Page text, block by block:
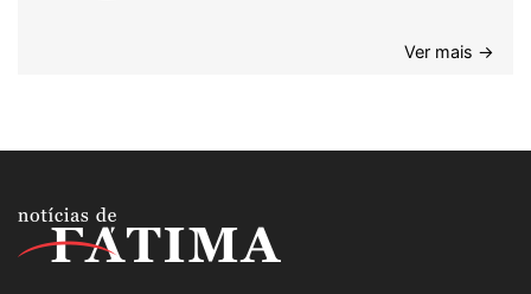
Ver mais →